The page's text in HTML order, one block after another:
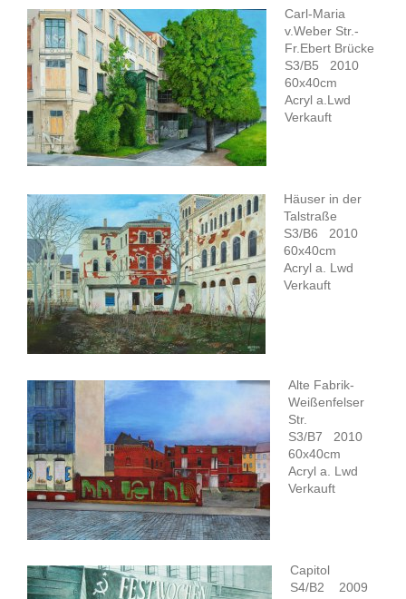
Carl-Maria
v.Weber Str.-
Fr.Ebert Brücke
S3/B5 2010
60x40cm
Acryl a.Lwd
Verkauft
Häuser in der
Talstraße
S3/B6 2010
60x40cm
Acryl a. Lwd
Verkauft
Alte Fabrik-
Weißenfelser
Str.
S3/B7 2010
60x40cm
Acryl a. Lwd
Verkauft
Capitol
S4/B2 2009